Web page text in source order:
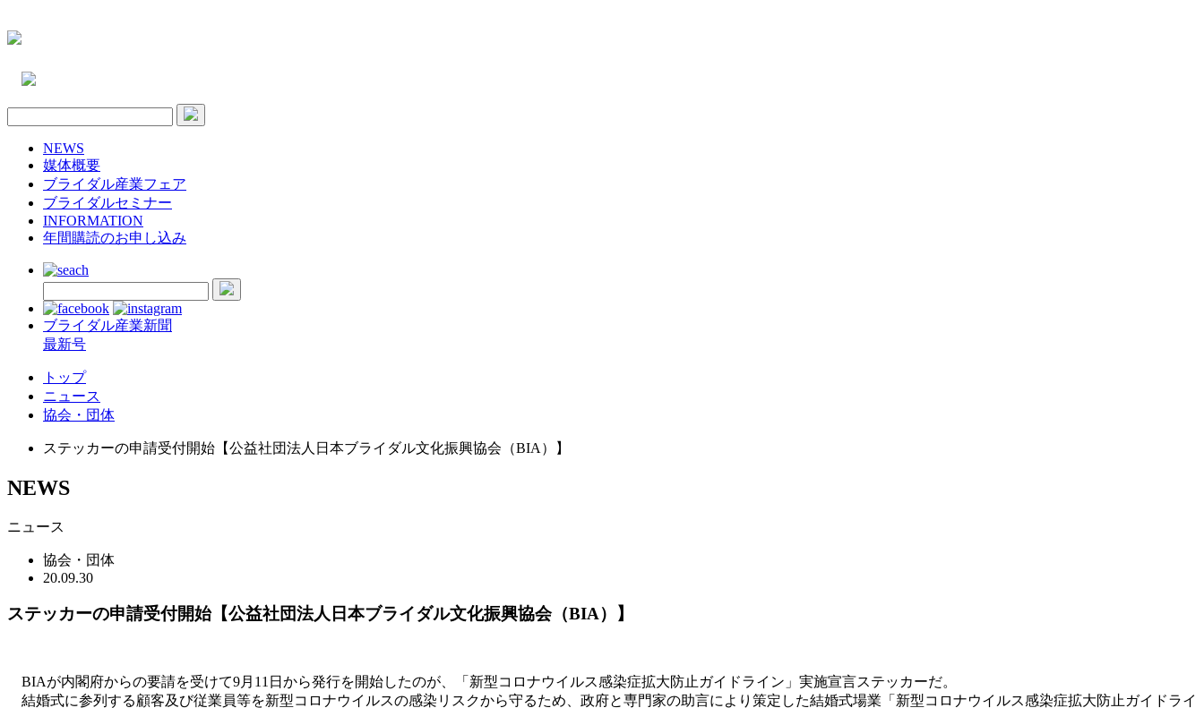
NEWS
媒体概要
ブライダル産業フェア
ブライダルセミナー
INFORMATION
年間購読のお申し込み
ブライダル産業新聞
最新号
トップ
ニュース
協会・団体
ステッカーの申請受付開始【公益社団法人日本ブライダル文化振興協会（BIA）】
NEWS
ニュース
協会・団体
20.09.30
ステッカーの申請受付開始【公益社団法人日本ブライダル文化振興協会（BIA）】
BIAが内閣府からの要請を受けて9月11日から発行を開始したのが、「新型コロナウイルス感染症拡大防止ガイドライン」実施宣言ステッカーだ。
結婚式に参列する顧客及び従業員等を新型コロナウイルスの感染リスクから守るため、政府と専門家の助言により策定した結婚式場業「新型コロナウイルス感染症拡大防止ガイドライ